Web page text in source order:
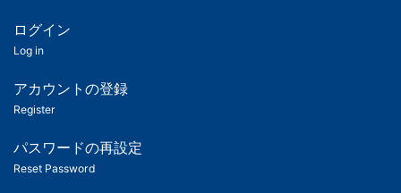
ツ
匿
名
ユ
ー
ログイン
Log in
アカウントの登録
Register
パスワードの再設定
Reset Password